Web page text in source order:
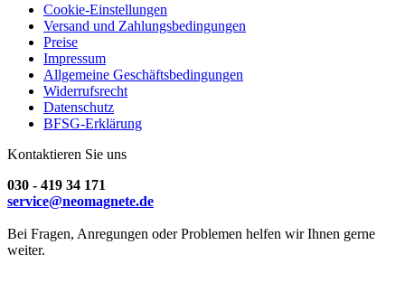
Cookie-Einstellungen
Versand und Zahlungsbedingungen
Preise
Impressum
Allgemeine Geschäftsbedingungen
Widerrufsrecht
Datenschutz
BFSG-Erklärung
Kontaktieren Sie uns
030 - 419 34 171
service@neomagnete.de
Bei Fragen, Anregungen oder Problemen helfen wir Ihnen gerne
weiter.